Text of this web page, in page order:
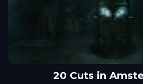
20 Cuts in